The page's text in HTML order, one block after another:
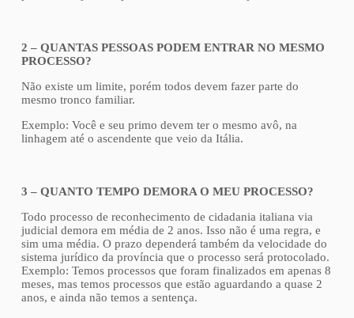
2 – QUANTAS PESSOAS PODEM ENTRAR NO MESMO
PROCESSO?
Não existe um limite, porém todos devem fazer parte do
mesmo tronco familiar.
Exemplo: Você e seu primo devem ter o mesmo avô, na
linhagem até o ascendente que veio da Itália.
3 – QUANTO TEMPO DEMORA O MEU PROCESSO?
Todo processo de reconhecimento de cidadania italiana via
judicial demora em média de 2 anos. Isso não é uma regra, e
sim uma média. O prazo dependerá também da velocidade do
sistema jurídico da província que o processo será protocolado.
Exemplo: Temos processos que foram finalizados em apenas 8
meses, mas temos processos que estão aguardando a quase 2
anos, e ainda não temos a sentença.